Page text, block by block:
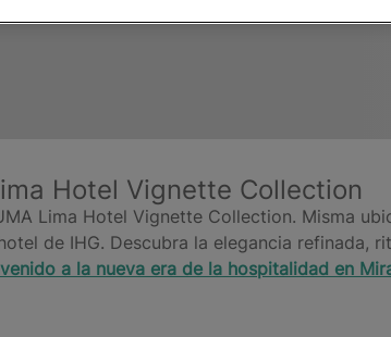
Hotel Vignette Collection
Lima Hotel Vignette Collection. Misma
de IHG. Descubra la elegancia refinada,
a la nueva era de la hospitalidad en